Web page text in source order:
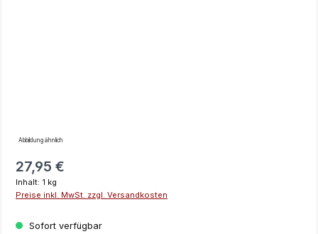
Abbildung ähnlich
Regulärer Preis:
27,95 €
Inhalt: 1 kg
Preise inkl. MwSt. zzgl. Versandkosten
Sofort verfügbar